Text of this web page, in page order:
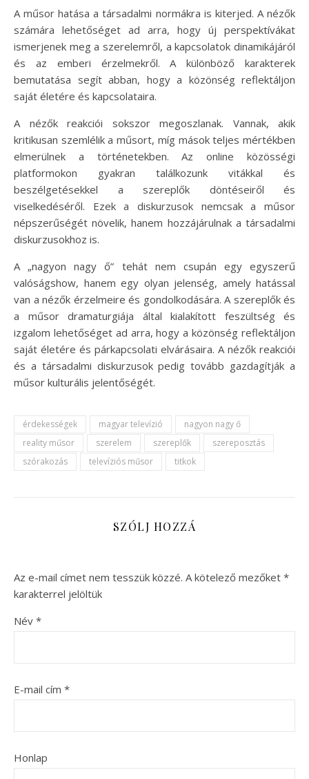
A műsor hatása a társadalmi normákra is kiterjed. A nézők
számára lehetőséget ad arra, hogy új perspektívákat
ismerjenek meg a szerelemről, a kapcsolatok dinamikájáról
és az emberi érzelmekről. A különböző karakterek
bemutatása segít abban, hogy a közönség reflektáljon
saját életére és kapcsolataira.
A nézők reakciói sokszor megoszlanak. Vannak, akik
kritikusan szemlélik a műsort, míg mások teljes mértékben
elmerülnek a történetekben. Az online közösségi
platformokon gyakran találkozunk vitákkal és
beszélgetésekkel a szereplők döntéseiről és
viselkedéséről. Ezek a diskurzusok nemcsak a műsor
népszerűségét növelik, hanem hozzájárulnak a társadalmi
diskurzusokhoz is.
A „nagyon nagy ő” tehát nem csupán egy egyszerű
valóságshow, hanem egy olyan jelenség, amely hatással
van a nézők érzelmeire és gondolkodására. A szereplők és
a műsor dramaturgiája által kialakított feszültség és
izgalom lehetőséget ad arra, hogy a közönség reflektáljon
saját életére és párkapcsolati elvárásaira. A nézők reakciói
és a társadalmi diskurzusok pedig tovább gazdagítják a
műsor kulturális jelentőségét.
érdekességek magyar televízió
nagyon nagy ő
reality műsor
szerelem szereplők
szereposztás
szórakozás
televíziós műsor titkok
SZÓLJ HOZZÁ
Az e-mail címet nem tesszük közzé. A kötelező mezőket *
karakterrel jelöltük
Név *
E-mail cím *
Honlap